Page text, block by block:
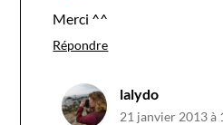
Merci ^^
Répondre
lalydo
21 janvier 2013 à